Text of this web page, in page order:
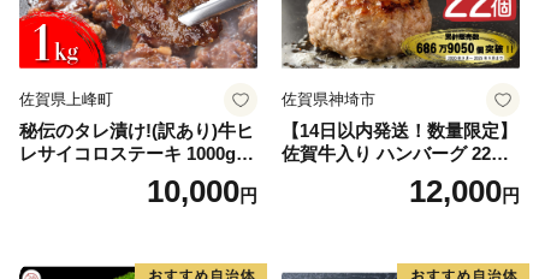
佐賀県上峰町
秘伝のタレ漬け!(訳あり)牛ヒ
レサイコロステーキ 1000g
10,000円
佐賀県神埼市
【14日以内発送！数量限定】
佐賀牛入り ハンバーグ 22個
2.6kg(120g×22個)【佐賀牛
黒毛和牛 ブランド牛 九州 ハ
気】(H083106)
12,000円